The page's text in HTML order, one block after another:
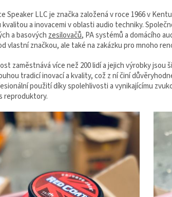
Speaker LLC je značka založená v roce 1966 v
kvalitou a inovacemi v oblasti audio techniky.
a basových zesilovačů, PA systémů a domácího
vlastní značkou, ale také na zakázku pro mnoho
zaměstnává více než 200 lidí a jejich výrobky
tradicí inovací a kvality, což z ní činí
použití díky spolehlivosti a vynikajícímu
reproduktory.